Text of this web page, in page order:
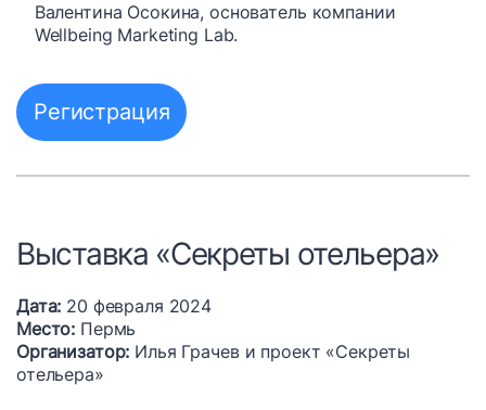
Валентина Осокина, основатель компании
Wellbeing Marketing Lab.
Регистрация
Выставка «Секреты отельера»
Дата: 20 февраля 2024
Место: Пермь
Организатор: Илья Грачев и проект «Секреты
отельера»